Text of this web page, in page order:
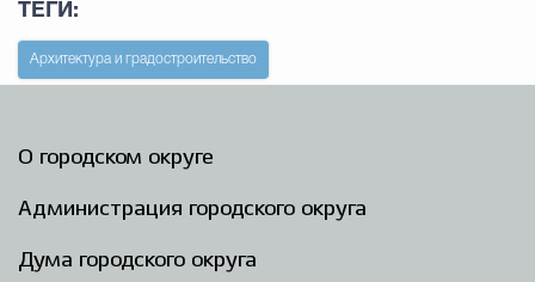
ТЕГИ:
Архитектура и градостроительство
О городском округе
Администрация городского округа
Дума городского округа